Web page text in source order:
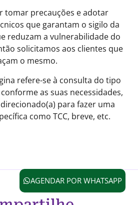
tomar precauções e adotar
que garantam o sigilo da
reduzam a vulnerabilidade do
solicitamos aos clientes que
o mesmo.
refere-se à consulta do tipo
as suas necessidades,
para fazer uma
como TCC, breve, etc.
AGENDAR POR WHATSAPP